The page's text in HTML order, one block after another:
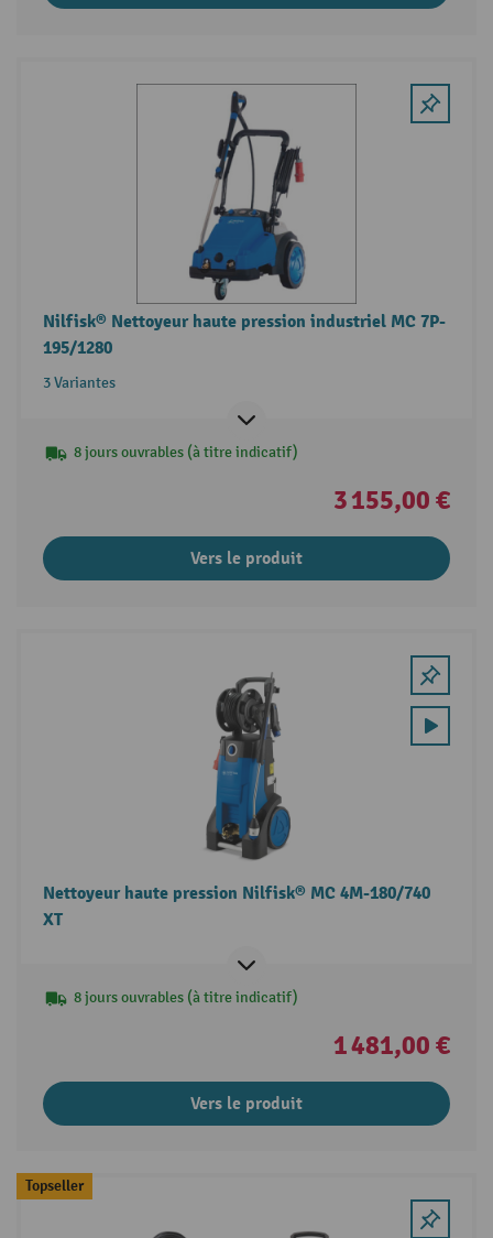
Nilfisk® Nettoyeur haute pression industriel MC 7P-
195/1280
3 Variantes
8 jours ouvrables (à titre indicatif)
3 155,00 €
Vers le produit
Nettoyeur haute pression Nilfisk® MC 4M-180/740
XT
8 jours ouvrables (à titre indicatif)
1 481,00 €
Vers le produit
Topseller